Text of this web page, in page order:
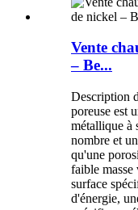
Vente
– Be...
Description
poreuse est
métallique à
nombre et
qu'une
faible masse
surface
d'énergie,